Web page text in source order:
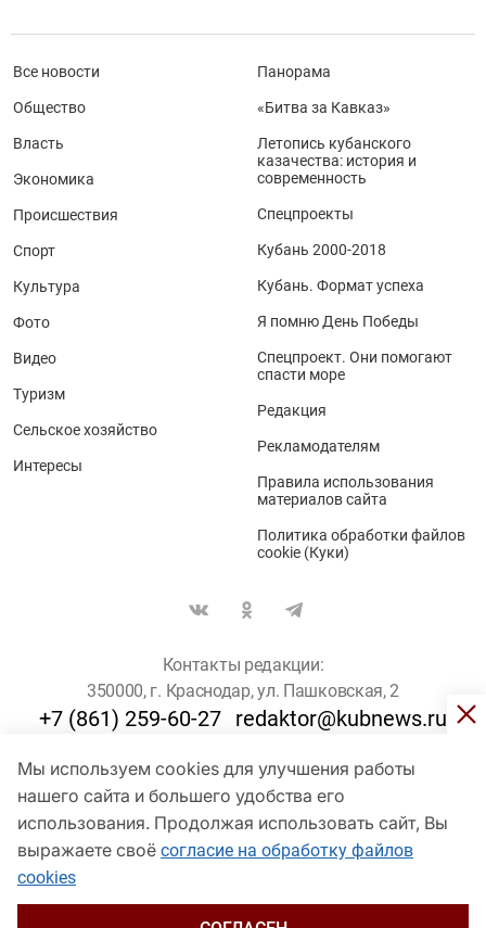
Мы используем cookies для улучшения работы
нашего сайта и большего удобства его
использования. Продолжая использовать сайт, Вы
выражаете своё согласие на обработку файлов
cookies
Все новости
Общество
Власть
Экономика
Происшествия
Спорт
Культура
Фото
Видео
Туризм
Сельское хозяйство
Интересы
Панорама
«Битва за Кавказ»
Летопись кубанского
казачества: история и
современность
Спецпроекты
Кубань 2000-2018
Кубань. Формат успеха
Я помню День Победы
Спецпроект. Они помогают
спасти море
Редакция
Рекламодателям
Правила использования
материалов сайта
Политика обработки файлов
cookie (Куки)
Контакты редакции:
350000, г. Краснодар, ул. Пашковская, 2
+7 (861) 259-60-27 redaktor@kubnews.ru
Для пользователей старше 16 лет
© Кубанские Новости, 2017
Сетевое издание «kubnews» зарегистрировано Федеральной
службой по надзору в сфере связи, информационных технологий
и массовых коммуникаций (Роскомнадзор). Регистрационный